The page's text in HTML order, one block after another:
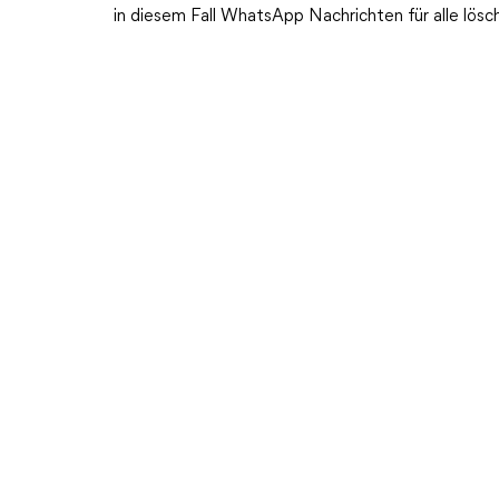
in diesem Fall WhatsApp Nachrichten für alle